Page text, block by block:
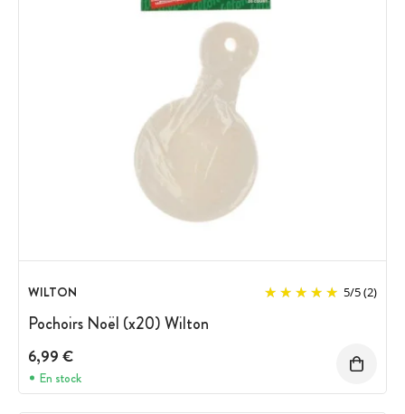
WILTON 5/5(2)
Pochoirs Noël (x20) Wilton
6,99 €
En stock